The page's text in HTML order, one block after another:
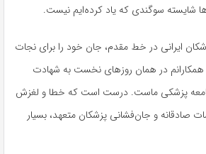
شایسته سوگندی که یاد کرده‌ایم نیست.
ایرانی در خط مقدم، جان خود را برای نجات
همکارانم در همان روزهای نخست به شهادت
جامعه پزشکی ماست. درست است که خطا و لغزش
صادقانه و جان‌فشانی پزشکان متعهد، بسیار